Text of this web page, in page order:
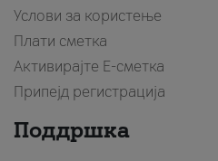
Услови за користење
Плати сметка
Активирајте Е-сметка
Припејд регистрација
Поддршка